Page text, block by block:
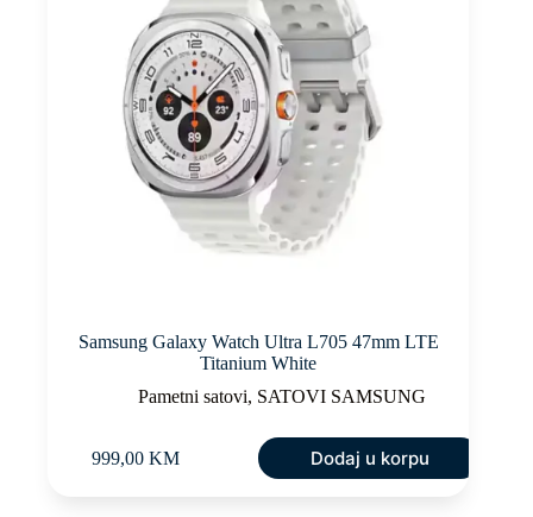
Samsung Galaxy Watch Ultra L705 47mm LTE
Titanium White
Pametni satovi, SATOVI SAMSUNG
999,00 KM Dodaj u korpu